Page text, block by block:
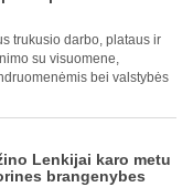
trukusio darbo, plataus ir
su visuomene,
bei valstybės
Lenkijai karo metu
brangenybes